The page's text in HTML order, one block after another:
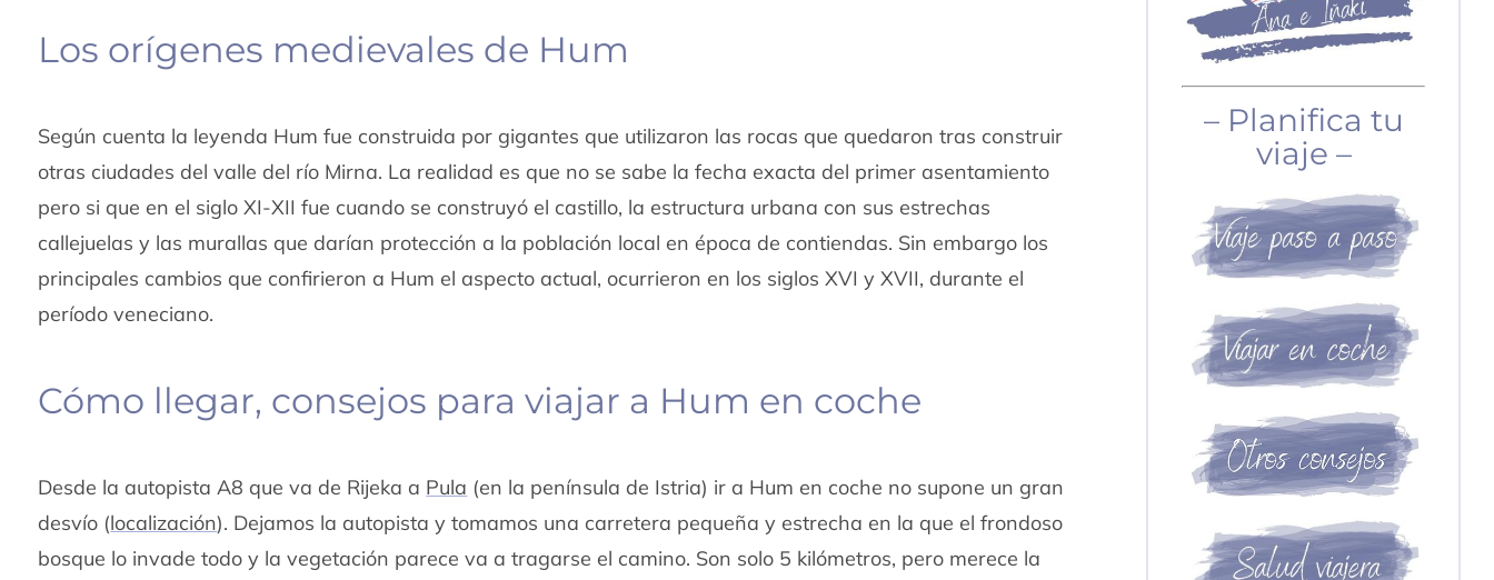
Los orígenes medievales de Hum
Según cuenta la leyenda Hum fue construida por gigantes que utilizaron las rocas que quedaron tras construir
otras ciudades del valle del río Mirna. La realidad es que no se sabe la fecha exacta del primer asentamiento
pero si que en el siglo XI-XII fue cuando se construyó el castillo, la estructura urbana con sus estrechas
callejuelas y las murallas que darían protección a la población local en época de contiendas. Sin embargo los
principales cambios que confirieron a Hum el aspecto actual, ocurrieron en los siglos XVI y XVII, durante el
período veneciano.
Cómo llegar, consejos para viajar a Hum en coche
Desde la autopista A8 que va de Rijeka a Pula (en la península de Istria) ir a Hum en coche no supone un gran
desvío (localización). Dejamos la autopista y tomamos una carretera pequeña y estrecha en la que el frondoso
bosque lo invade todo y la vegetación parece va a tragarse el camino. Son solo 5 kilómetros, pero merece la
– Planifica tu
viaje –